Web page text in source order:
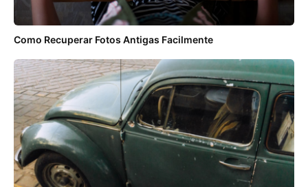
Como Recuperar Fotos Antigas Facilmente